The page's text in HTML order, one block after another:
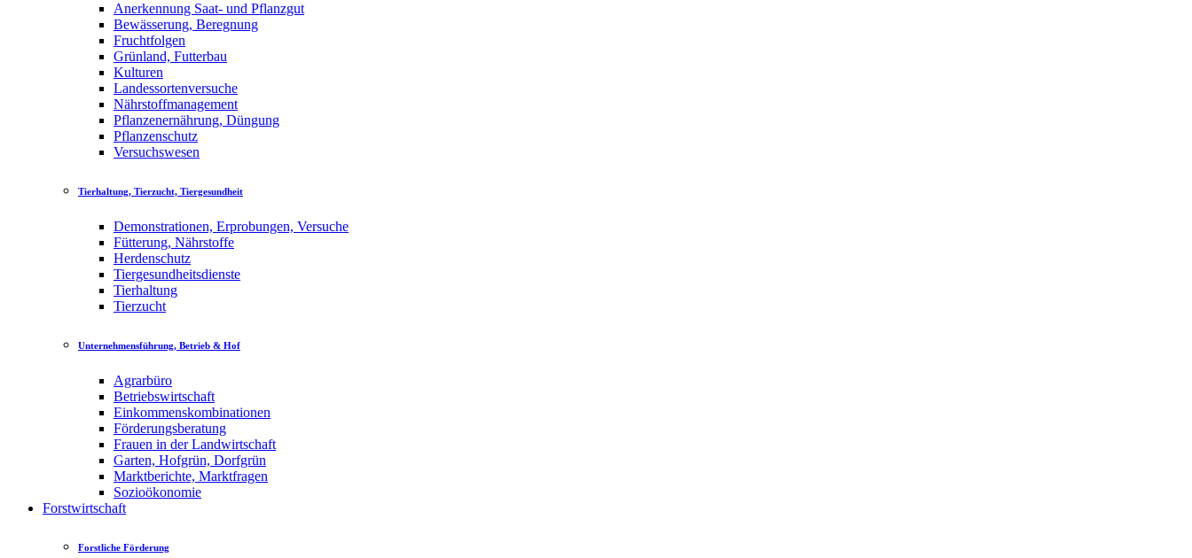
Anerkennung Saat- und Pflanzgut
Bewässerung, Beregnung
Fruchtfolgen
Grünland, Futterbau
Kulturen
Landessortenversuche
Nährstoffmanagement
Pflanzenernährung, Düngung
Pflanzenschutz
Versuchswesen
Tierhaltung, Tierzucht, Tiergesundheit
Demonstrationen, Erprobungen, Versuche
Fütterung, Nährstoffe
Herdenschutz
Tiergesundheitsdienste
Tierhaltung
Tierzucht
Unternehmensführung, Betrieb & Hof
Agrarbüro
Betriebswirtschaft
Einkommenskombinationen
Förderungsberatung
Frauen in der Landwirtschaft
Garten, Hofgrün, Dorfgrün
Marktberichte, Marktfragen
Sozioökonomie
Forstwirtschaft
Forstliche Förderung